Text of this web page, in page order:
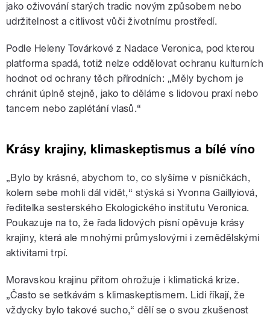
jako oživování starých tradic novým způsobem nebo
udržitelnost a citlivost vůči životnímu prostředí.
Podle Heleny Továrkové z Nadace Veronica, pod kterou
platforma spadá, totiž nelze oddělovat ochranu kulturních
hodnot od ochrany těch přírodních: „Měly bychom je
chránit úplně stejně, jako to děláme s lidovou praxí nebo
tancem nebo zaplétání vlasů.“
Krásy krajiny, klimaskeptismus a bílé víno
„Bylo by krásné, abychom to, co slyšíme v písničkách,
kolem sebe mohli dál vidět,“ stýská si Yvonna Gaillyiová,
ředitelka sesterského Ekologického institutu Veronica.
Poukazuje na to, že řada lidových písní opěvuje krásy
krajiny, která ale mnohými průmyslovými i zemědělskými
aktivitami trpí.
Moravskou krajinu přitom ohrožuje i klimatická krize.
„Často se setkávám s klimaskeptismem. Lidi říkají, že
vždycky bylo takové sucho,“ dělí se o svou zkušenost